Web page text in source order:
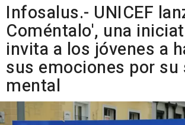
Infosalus.- UNICEF
Coméntalo', una
invita a los jóvenes a
sus emociones por su
mental